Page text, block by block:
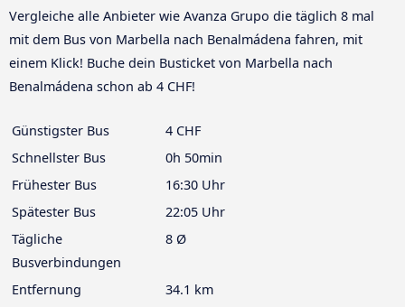
Vergleiche alle Anbieter wie Avanza Grupo die täglich 8 mal
mit dem Bus von Marbella nach Benalmádena fahren, mit
einem Klick! Buche dein Busticket von Marbella nach
Benalmádena schon ab 4 CHF!
Günstigster Bus
4 CHF
Schnellster Bus
0h 50min
Frühester Bus
16:30 Uhr
Spätester Bus
22:05 Uhr
Tägliche
Busverbindungen
8 Ø
Entfernung
34.1 km